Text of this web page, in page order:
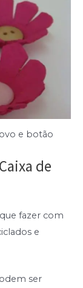
e botão
de
fazer com
e
ser